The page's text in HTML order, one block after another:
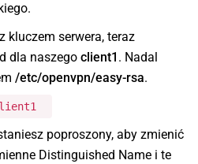
kluczem serwera, teraz
dla naszego client1 . Nadal
/etc/openvpn/easy-rsa.
poproszony, aby zmienić
Distinguished Name i te